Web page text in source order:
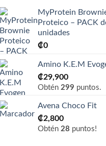
MyProtein
Proteico – PACK
unidades
₡0
Amino K.E.M
₡29,900
Obtén 299 puntos.
Avena Choco Fit
₡2,800
Obtén 28 puntos!